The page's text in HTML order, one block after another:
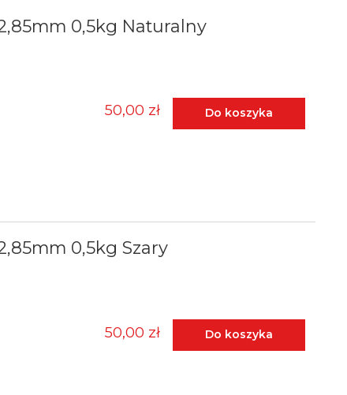
0,5kg Naturalny
50,00 zł Do koszyka
0,5kg Szary
50,00 zł Do koszyka